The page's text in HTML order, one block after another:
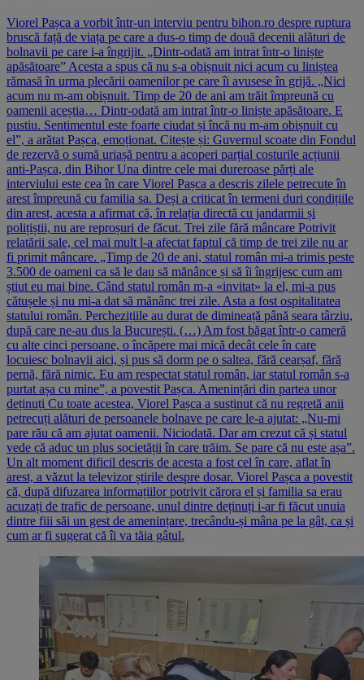
Viorel Pașca a vorbit într-un interviu pentru bihon.ro despre ruptura
bruscă față de viața pe care a dus-o timp de două decenii alături de
bolnavii pe care i-a îngrijit. „Dintr-odată am intrat într-o liniște
apăsătoare” Acesta a spus că nu s-a obișnuit nici acum cu liniștea
rămasă în urma plecării oamenilor pe care îi avusese în grijă. „Nici
acum nu m-am obișnuit. Timp de 20 de ani am trăit împreună cu
oamenii aceștia… Dintr-odată am intrat într-o liniște apăsătoare. E
pustiu. Sentimentul este foarte ciudat și încă nu m-am obișnuit cu
el”, a arătat Pașca, emoționat. Citește și: Guvernul scoate din Fondul
de rezervă o sumă uriașă pentru a acoperi parțial costurile acțiunii
anti-Pașca, din Bihor Una dintre cele mai dureroase părți ale
interviului este cea în care Viorel Pașca a descris zilele petrecute în
arest împreună cu familia sa. Deși a criticat în termeni duri condițiile
din arest, acesta a afirmat că, în relația directă cu jandarmii și
polițiștii, nu are reproșuri de făcut. Trei zile fără mâncare Potrivit
relatării sale, cel mai mult l-a afectat faptul că timp de trei zile nu ar
fi primit mâncare. „Timp de 20 de ani, statul român mi-a trimis peste
3.500 de oameni ca să le dau să mănânce și să îi îngrijesc cum am
știut eu mai bine. Când statul român m-a «invitat» la el, mi-a pus
cătușele și nu mi-a dat să mănânc trei zile. Asta a fost ospitalitatea
statului român. Perchezițiile au durat de dimineață până seara târziu,
după care ne-au dus la București. (…) Am fost băgat într-o cameră
cu alte cinci persoane, o încăpere mai mică decât cele în care
locuiesc bolnavii aici, și pus să dorm pe o saltea, fără cearșaf, fără
pernă, fără nimic. Eu am respectat statul român, iar statul român s-a
purtat așa cu mine”, a povestit Pașca. Amenințări din partea unor
deținuți Cu toate acestea, Viorel Pașca a susținut că nu regretă anii
petrecuți alături de persoanele bolnave pe care le-a ajutat: „Nu-mi
pare rău că am ajutat oamenii. Niciodată. Dar am crezut că și statul
vede că aduc un plus societății în care trăim. Se pare că nu este așa”.
Un alt moment dificil descris de acesta a fost cel în care, aflat în
arest, a văzut la televizor știrile despre dosar. Viorel Pașca a povestit
că, după difuzarea informațiilor potrivit cărora el și familia sa erau
acuzați de trafic de persoane, unul dintre deținuți i-ar fi făcut unuia
dintre fiii săi un gest de amenințare, trecându-și mâna pe la gât, ca și
cum ar fi sugerat că îi va tăia gâtul.